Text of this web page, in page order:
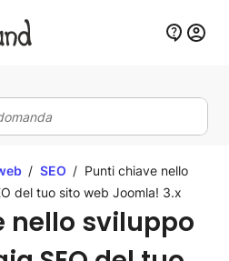
/ SEO / Punti chiave nello
del tuo sito web Joomla! 3.x
nello sviluppo